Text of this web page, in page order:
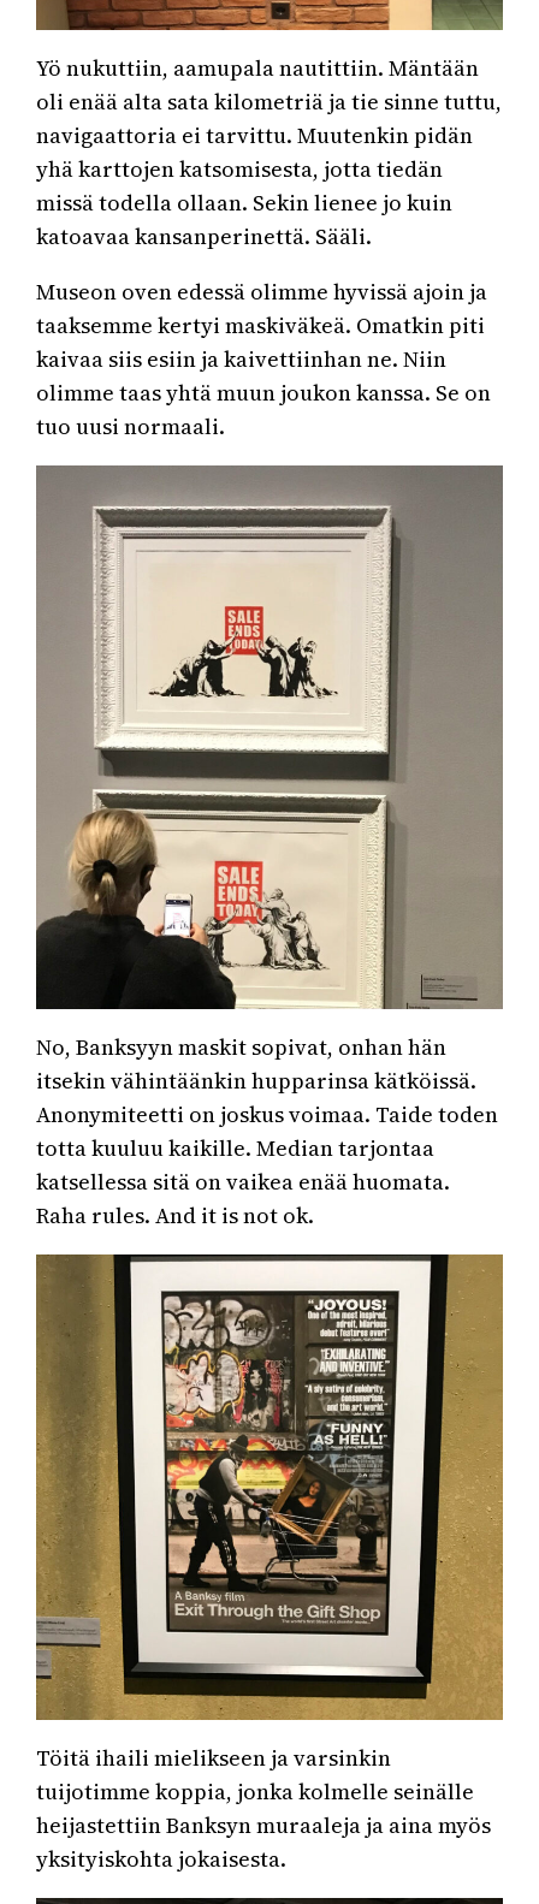
Yö nukuttiin, aamupala nautittiin. Mäntään
oli enää alta sata kilometriä ja tie sinne tuttu,
navigaattoria ei tarvittu. Muutenkin pidän
yhä karttojen katsomisesta, jotta tiedän
missä todella ollaan. Sekin lienee jo kuin
katoavaa kansanperinettä. Sääli.
Museon oven edessä olimme hyvissä ajoin ja
taaksemme kertyi maskiväkeä. Omatkin piti
kaivaa siis esiin ja kaivettiinhan ne. Niin
olimme taas yhtä muun joukon kanssa. Se on
tuo uusi normaali.
No, Banksyyn maskit sopivat, onhan hän
itsekin vähintäänkin hupparinsa kätköissä.
Anonymiteetti on joskus voimaa. Taide toden
totta kuuluu kaikille. Median tarjontaa
katsellessa sitä on vaikea enää huomata.
Raha rules. And it is not ok.
Töitä ihaili mielikseen ja varsinkin
tuijotimme koppia, jonka kolmelle seinälle
heijastettiin Banksyn muraaleja ja aina myös
yksityiskohta jokaisesta.